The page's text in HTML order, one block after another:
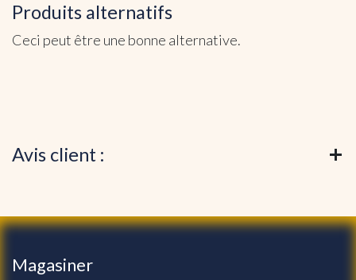
Produits alternatifs
Ceci peut être une bonne alternative.
Avis client :
Magasiner